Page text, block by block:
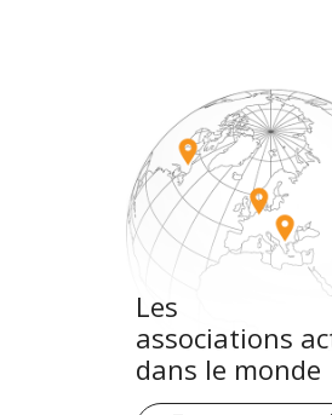
Les
associations
dans le monde